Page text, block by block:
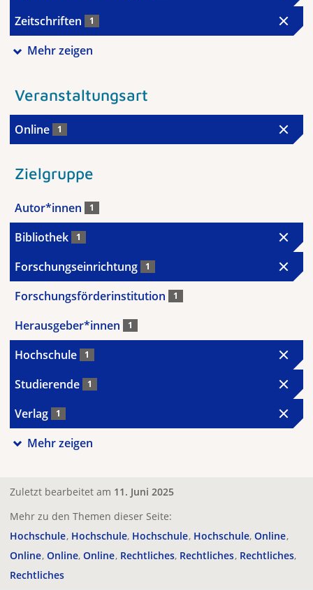
Zeitschriften 1
Mehr zeigen
Veranstaltungsart
Online 1
Zielgruppe
Autor*innen 1
Bibliothek 1
Forschungseinrichtung 1
Forschungsförderinstitution 1
Herausgeber*innen 1
Hochschule 1
Studierende 1
Verlag 1
Mehr zeigen
Zuletzt bearbeitet am 11. Juni 2025
Mehr zu den Themen dieser Seite:
Hochschule Hochschule Hochschule Hochschule Online
Online Online Online Rechtliches Rechtliches Rechtliches
Rechtliches